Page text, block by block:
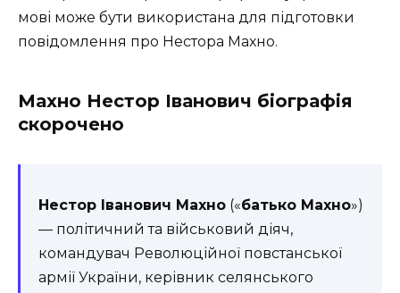
мові може бути використана для підготовки
повідомлення про Нестора Махно.
Махно Нестор Іванович біографія
скорочено
Нестор Іванович Махно («батько Махно»)
— політичний та військовий діяч,
командувач Революційної повстанської
армії України, керівник селянського